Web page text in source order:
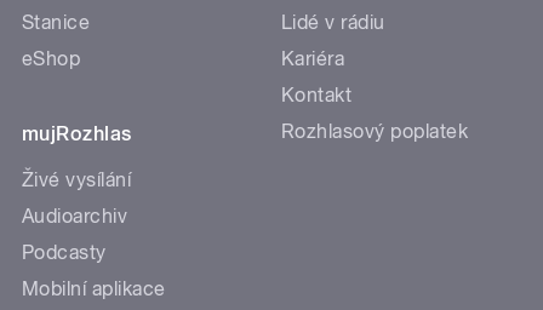
Stanice
eShop
mujRozhlas
Živé vysílání
Audioarchiv
Podcasty
Mobilní aplikace
Lidé v rádiu
Kariéra
Kontakt
Rozhlasový poplatek